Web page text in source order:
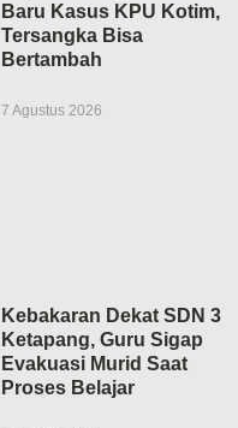
Baru Kasus KPU Kotim,
Tersangka Bisa
Bertambah
7 Agustus 2026
Kebakaran Dekat SDN 3
Ketapang, Guru Sigap
Evakuasi Murid Saat
Proses Belajar